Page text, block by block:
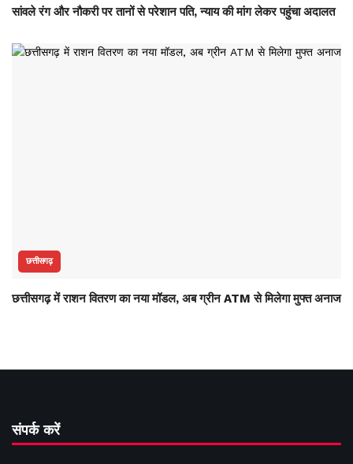
सांवले रंग और नौकरी पर तानों से परेशान पति, न्याय की मांग लेकर पहुंचा अदालत
छत्तीसगढ़
छत्तीसगढ़ में राशन वितरण का नया मॉडल, अब ग्रीन ATM से मिलेगा मुफ्त अनाज
संपर्क करें